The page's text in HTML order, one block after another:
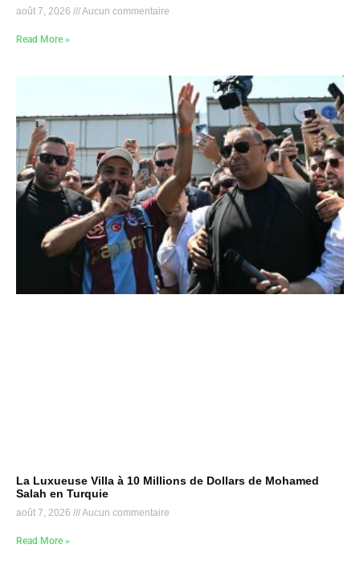
août 7, 2026 Aucun commentaire
Read More »
La Luxueuse Villa à 10 Millions de Dollars de Mohamed
Salah en Turquie
août 7, 2026 Aucun commentaire
Read More »